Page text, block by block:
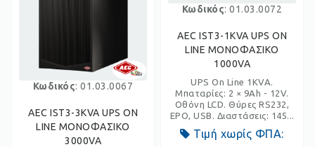
Κωδικός: 01.03.0067
AEC IST3-3KVA UPS ON
LINE ΜΟΝΟΦΑΣΙΚΟ
3000VA
Κωδικός: 01.03.0072
AEC IST3-1KVA UPS ON
LINE ΜΟΝΟΦΑΣΙΚΟ
1000VA
UPS On Line 1KVA.
Μπαταρίες: 2 × 9Ah - 12V.
Οθόνη LCD. Θύρες RS232,
EPO, USB. Διαστάσεις: 145...
Τιμή χωρίς ΦΠΑ: